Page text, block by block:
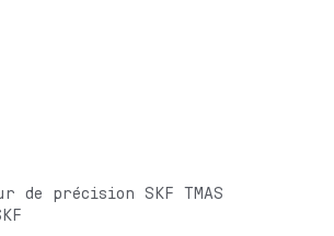
de précision SKF TMAS